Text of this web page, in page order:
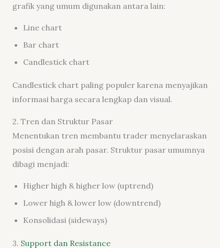
grafik yang umum digunakan antara lain:
Line chart
Bar chart
Candlestick chart
Candlestick chart paling populer karena menyajikan
informasi harga secara lengkap dan visual.
2. Tren dan Struktur Pasar
Menentukan tren membantu trader menyelaraskan
posisi dengan arah pasar. Struktur pasar umumnya
dibagi menjadi:
Higher high & higher low (uptrend)
Lower high & lower low (downtrend)
Konsolidasi (sideways)
3. Support dan Resistance